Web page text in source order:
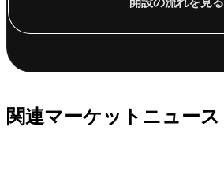
関連マーケットニュース